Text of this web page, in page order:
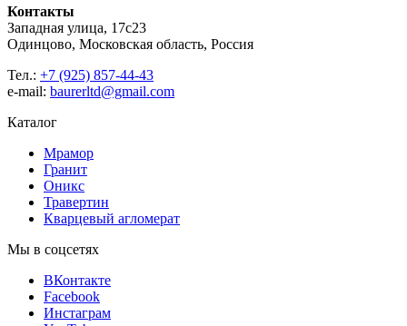
Контакты
Западная улица, 17с23
Одинцово, Московская область, Россия
Тел.: +7 (925) 857-44-43
e-mail: baurerltd@gmail.com
Каталог
Мрамор
Гранит
Оникс
Травертин
Кварцевый агломерат
Мы в соцсетях
ВКонтакте
Facebook
Инстаграм